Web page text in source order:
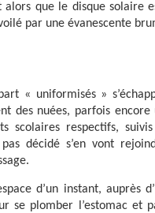
alors que le disque solaire
par une évanescente
« uniformisés »
des nuées, parfois
scolaires respectifs,
pas décidé s’en vont
d’un instant, auprès
se plomber l’estomac et